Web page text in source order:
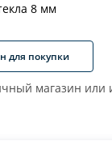
8 мм
для покупки
магазин или